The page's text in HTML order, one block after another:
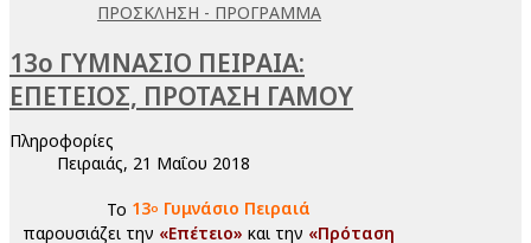
ΠΡΟΣΚΛΗΣΗ - ΠΡΟΓΡΑΜΜΑ
13ο ΓΥΜΝΑΣΙΟ ΠΕΙΡΑΙΑ:
ΕΠΕΤΕΙΟΣ, ΠΡΟΤΑΣΗ ΓΑΜΟΥ
Πληροφορίες
Πειραιάς, 21 Μαΐου 2018
Το 13ο Γυμνάσιο Πειραιά
παρουσιάζει την «Επέτειο» και την «Πρόταση